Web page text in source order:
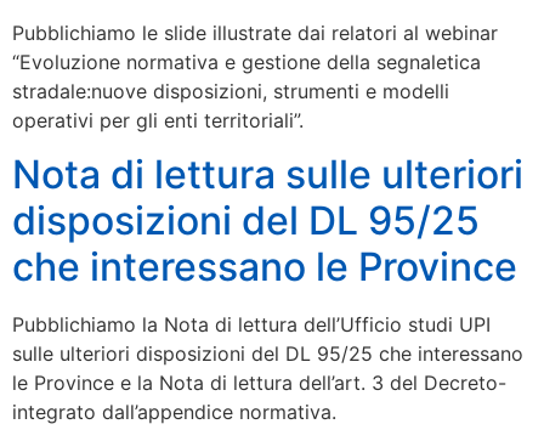
Pubblichiamo le slide illustrate dai relatori al webinar
“Evoluzione normativa e gestione della segnaletica
stradale:nuove disposizioni, strumenti e modelli
operativi per gli enti territoriali”.
Nota di lettura sulle ulteriori
disposizioni del DL 95/25
che interessano le Province
Pubblichiamo la Nota di lettura dell’Ufficio studi UPI
sulle ulteriori disposizioni del DL 95/25 che interessano
le Province e la Nota di lettura dell’art. 3 del Decreto-
integrato dall’appendice normativa.